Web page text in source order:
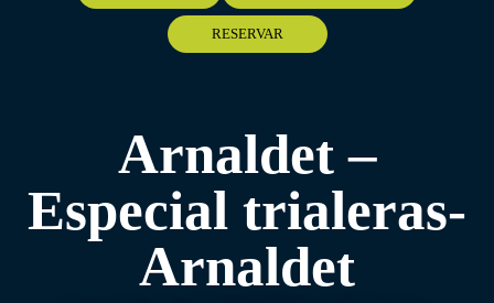
RESERVAR
Arnaldet –
Especial trialeras-
Arnaldet